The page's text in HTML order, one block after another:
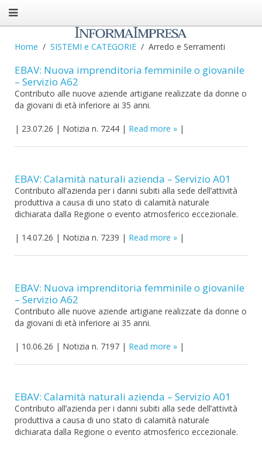
Home SISTEMI e CATEGORIE Arredo e Serramenti
EBAV: Nuova imprenditoria femminile o giovanile
– Servizio A62
Contributo alle nuove aziende artigiane realizzate da donne o
da giovani di età inferiore ai 35 anni.
| 23.07.26 | Notizia n. 7244 | Read more |
EBAV: Calamità naturali azienda – Servizio A01
Contributo all’azienda per i danni subiti alla sede dell’attività
produttiva a causa di uno stato di calamità naturale
dichiarata dalla Regione o evento atmosferico eccezionale.
| 14.07.26 | Notizia n. 7239 | Read more |
EBAV: Nuova imprenditoria femminile o giovanile
– Servizio A62
Contributo alle nuove aziende artigiane realizzate da donne o
da giovani di età inferiore ai 35 anni.
| 10.06.26 | Notizia n. 7197 | Read more |
EBAV: Calamità naturali azienda – Servizio A01
Contributo all’azienda per i danni subiti alla sede dell’attività
produttiva a causa di uno stato di calamità naturale
dichiarata dalla Regione o evento atmosferico eccezionale.